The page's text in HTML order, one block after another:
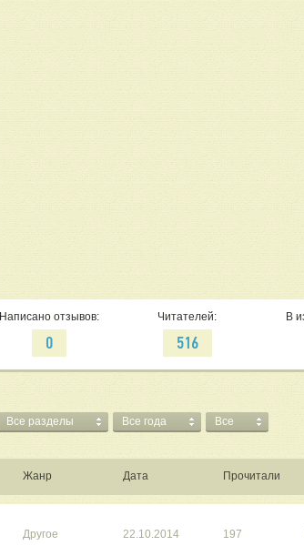
Написано отзывов:
0
Читателей:
516
В
Все разделы Все года Все
Жанр Дата Прочитали
Другое 22.10.2014 197